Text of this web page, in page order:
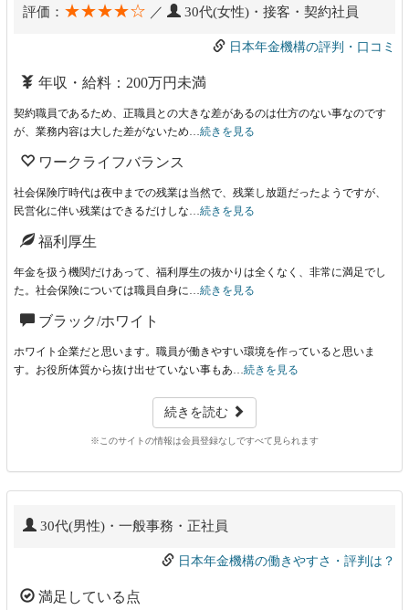
評価： ★★★★☆ ／ 30代(女性)・接客・契約社員
日本年金機構の評判・口コミ
年収・給料：200万円未満
契約職員であるため、正職員との大きな差があるのは仕方のない事なのです
が、業務内容は大した差がないため… 続きを見る
ワークライフバランス
社会保険庁時代は夜中までの残業は当然で、残業し放題だったようですが、
民営化に伴い残業はできるだけしな… 続きを見る
福利厚生
年金を扱う機関だけあって、福利厚生の抜かりは全くなく、非常に満足でし
た。社会保険については職員自身に… 続きを見る
ブラック/ホワイト
ホワイト企業だと思います。職員が働きやすい環境を作っていると思いま
す。お役所体質から抜け出せていない事もあ… 続きを見る
続きを読む
※このサイトの情報は会員登録なしですべて見られます
30代(男性)・一般事務・正社員
日本年金機構の働きやすさ・評判は？
満足している点